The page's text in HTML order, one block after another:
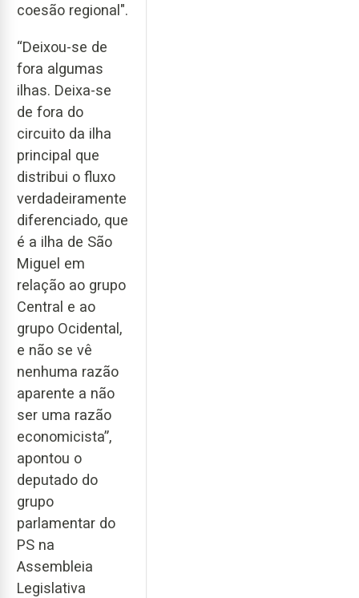
coesão regional".
“Deixou-se de
fora algumas
ilhas. Deixa-se
de fora do
circuito da ilha
principal que
distribui o fluxo
verdadeiramente
diferenciado, que
é a ilha de São
Miguel em
relação ao grupo
Central e ao
grupo Ocidental,
e não se vê
nenhuma razão
aparente a não
ser uma razão
economicista”,
apontou o
deputado do
grupo
parlamentar do
PS na
Assembleia
Legislativa